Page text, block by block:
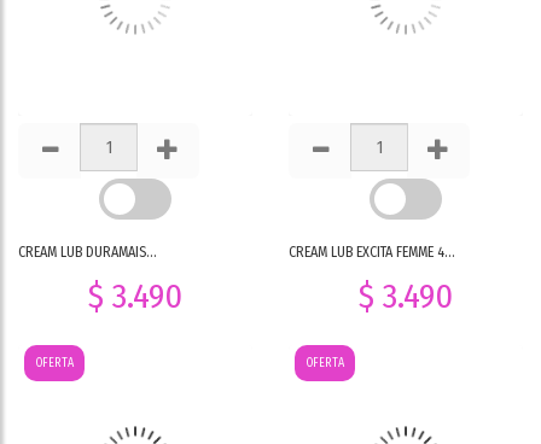
CREAM LUB DURAMAIS...
$ 3.490
CREAM LUB EXCITA FEMME 4...
$ 3.490
OFERTA OFERTA